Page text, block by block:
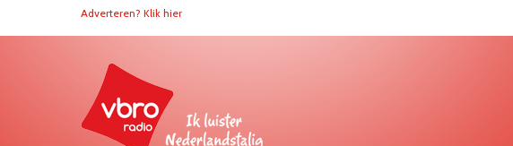
Adverteren? Klik hier